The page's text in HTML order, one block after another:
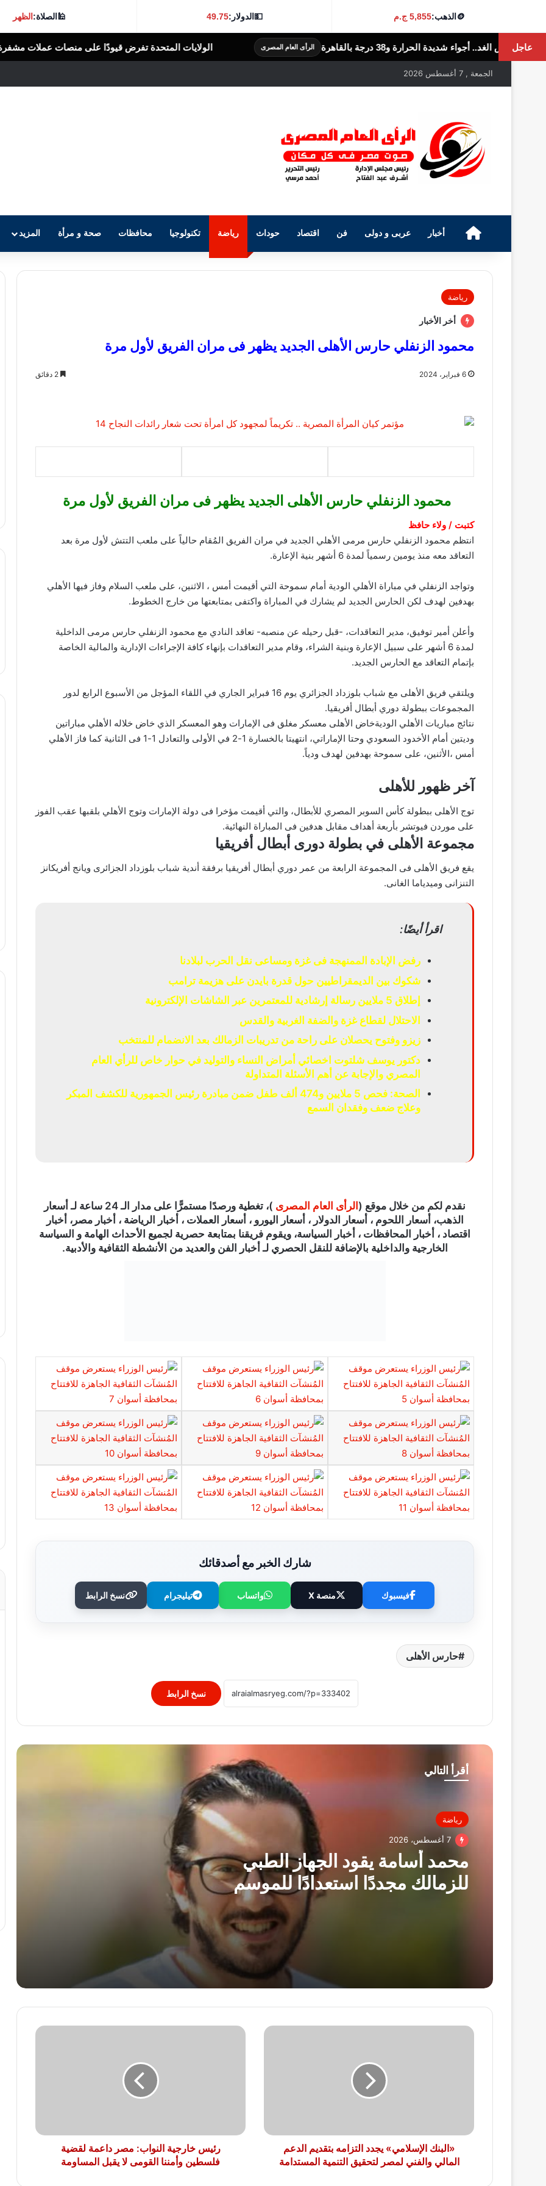
🪙الذهب:5,855 ج.م 💵الدولار:49.75
🕌الصلاة:الظهر
عاجل
و38 درجة بالقاهرة الرأى العام المصرى الولايات المتحدة تفرض قيودًا على منصات عملات مشفرة بدعوى دعم جهات إيرانية
الجمعة , 7 أغسطس 2026
الرئيسيةأخبار عربى و دولى فن اقتصاد حوداث رياضة تكنولوجيا محافظات صحة و مرأة المزيد
رياضة
أخر الأخبار
محمود الزنفلي حارس الأهلى الجديد يظهر فى مران الفريق لأول مرة
6 فبراير، 2024
محمود الزنفلي حارس الأهلى الجديد يظهر فى مران الفريق لأول مرة
كتبت / ولاء حافظ
انتظم محمود الزنفلي حارس مرمى الأهلي الجديد في مران الفريق المُقام حالياً على ملعب التتش لأول مرة بعد
التعاقد معه منذ يومين رسمياً لمدة 6 أشهر بنية الإعارة.
وتواجد الزنفلي في مباراة الأهلي الودية أمام سموحة التي أقيمت أمس ، الاثنين، على ملعب السلام وفاز فيها الأهلي
بهدفين لهدف لكن الحارس الجديد لم يشارك في المباراة واكتفى بمتابعتها من خارج الخطوط.
وأعلن أمير توفيق، مدير التعاقدات، -قبل رحيله عن منصبه- تعاقد النادي مع محمود الزنفلي حارس مرمى الداخلية
لمدة 6 أشهر على سبيل الإعارة وبنية الشراء، وقام مدير التعاقدات بإنهاء كافة الإجراءات الإدارية والمالية الخاصة
بإتمام التعاقد مع الحارس الجديد.
ويلتقي فريق الأهلى مع شباب بلوزداد الجزائري يوم 16 فبراير الجاري في اللقاء المؤجل من الأسبوع الرابع لدور
المجموعات ببطولة دوري أبطال أفريقيا.
نتائج مباريات الأهلي الوديةخاض الأهلى معسكر مغلق فى الإمارات وهو المعسكر الذي خاض خلاله الأهلي مباراتين
وديتين أمام الأخدود السعودي وحتا الإماراتي، انتهيتا بالخسارة 1-2 في الأولى والتعادل 1-1 فى الثانية كما فاز الأهلي
أمس ،الأثنين، على سموحة بهدفين لهدف ودياً.
آخر ظهور للأهلى
توج الأهلى ببطولة كأس السوبر المصري للأبطال، والتي أقيمت مؤخرا فى دولة الإمارات وتوج الأهلي بلقبها عقب الفوز
على موردن فيوتشر بأربعة أهداف مقابل هدفين فى المباراة النهائية.
مجموعة الأهلى في بطولة دورى أبطال أفريقيا
يقع فريق الأهلى فى المجموعة الرابعة من عمر دوري أبطال أفريقيا برفقة أندية شباب بلوزداد الجزائرى ويانج أفريكانز
التنزانى وميدياما الغانى.
اقرأ أيضًا:
رفض الإبادة الممنهجة فى غزة ومساعى نقل الحرب لبلادنا
شكوك بين الديمقراطيين حول قدرة بايدن على هزيمة ترامب
إطلاق 5 ملايين رسالة إرشادية للمعتمرين عبر الشاشات الإلكترونية
الاحتلال لقطاع غزة والضفة الغربية والقدس
زيزو وفتوح يحصلان على راحة من تدريبات الزمالك بعد الانضمام للمنتخب
دكتور يوسف شلتوت اخصائي أمراض النساء والتوليد في حوار خاص للرأي العام
المصري والإجابة عن أهم الأسئلة المتداولة
الصحة: فحص 5 ملايين و474 ألف طفل ضمن مبادرة رئيس الجمهورية للكشف المبكر
وعلاج ضعف وفقدان السمع
نقدم لكم من خلال موقع ( الرأى العام المصرى
)، تغطية ورصدًا مستمرًّا على مدار الـ 24 ساعة لـ أسعار
الذهب، أسعار اللحوم ، أسعار الدولار ، أسعار اليورو ، أسعار العملات ، أخبار الرياضة ، أخبار مصر، أخبار
اقتصاد ، أخبار المحافظات ، أخبار السياسة، ويقوم فريقنا بمتابعة حصرية لجميع الأحداث الهامة و السياسة
الخارجية والداخلية بالإضافة للنقل الحصري لـ أخبار الفن والعديد من الأنشطة الثقافية والأدبية.
شارك الخبر مع أصدقائك
فيسبوك منصة X واتساب تيليجرام نسخ الرابط
حارس الأهلى
نسخ الرابط
أقرأ التالي
رياضة
7 أغسطس، 2026
محمد أسامة يقود الجهاز الطبي
للزمالك مجددًا استعدادًا للموسم
محمد أسامة يقود الجهاز الطبي للزمالك
تنقل اللقاء
مونديال ألعاب القوى للشباب
مكافأة تحفيزية من الاتحاد السكندري..
للموسم الجديد
الأهلي في الكونفدرالية.. موعد المباراة
الأولى وموعد ضربة البداية
الأهلي يترقب قرار محمد شريف بعد وصول
عروض لضمه
الزمالك يدرس موقف خوان بيزيرا بعد
نهاية مشوار حافل.. الزمالك يودع محمد علاء
«البنك
لمصر
لتحقيق
التنمية
«البنك الإسلامي» يجدد التزامه بتقديم الدعم
المالي والفني لمصر لتحقيق التنمية المستدامة
رئيس
القومى
رئيس خارجية النواب: مصر داعمة لقضية
فلسطين وأمننا القومى لا يقبل المساومة